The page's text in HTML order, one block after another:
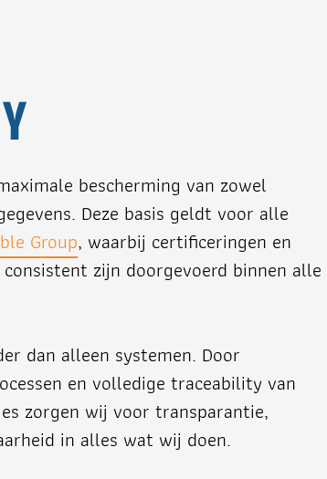
bescherming van zowel
Deze basis geldt voor alle
Group, waarbij certificeringen en
zijn doorgevoerd binnen alle
dan alleen systemen. Door
en volledige traceability van
zorgen wij voor transparantie,
in alles wat wij doen.